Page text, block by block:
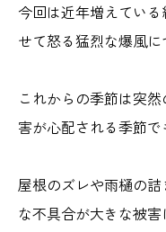
今回は近年増えてい
せて怒る猛烈な爆風に
これからの季節は突
害が心配される季節で
屋根のズレや雨樋の
な不具合が大きな被害